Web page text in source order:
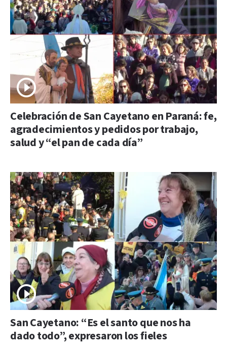
Celebración de San Cayetano en Paraná: fe,
agradecimientos y pedidos por trabajo,
salud y “el pan de cada día”
San Cayetano: “Es el santo que nos ha
dado todo”, expresaron los fieles